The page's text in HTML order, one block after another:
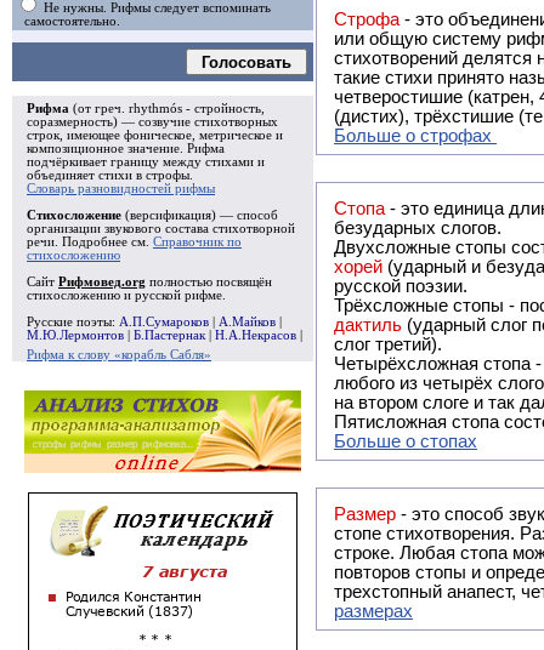
Не нужны. Рифмы следует вспоминать
самостоятельно.
Голосовать
Рифма (от греч. rhythmós - стройность,
соразмерность) — созвучие стихотворных
строк, имеющее фоническое, метрическое и
композиционное значение. Рифма
подчёркивает границу между стихами и
объединяет стихи в строфы
Словарь разновидностей рифмы
Стихосложение (версификация) — способ
организации звукового состава стихотворной
речи. Подробнее см. Справочник по
стихосложению
Сайт Рифмовед.org полностью посвящён
стихосложению и русской рифме.
Русские поэты: А.П.Сумароков А.Майков
М.Ю.Лермонтов
Б.Пастернак Н.А.Некрасов
Рифма к слову «корабль Сабля»
Строфа - это объединение двух
или общую систему рифм, и регулярно или периодически
стихотворений делятся на строфы и т.о. являются строфическими.
такие стихи принято называть астрофическими. Самая популярная строфа в русской поэзии -
четверостишие
(дистих), трёхстишие
Больше о строфах
Стопа - это единица
безударных слогов.
Двухсложные стопы
хорей (ударный и
русской поэзии.
Трёхсложные стопы -
дактиль (ударный слог
слог третий).
Четырёхсложная стопа
любого из четырёх
на втором слоге и так
Пятисложная стопа
Больше о стопах
Размер - это способ
стопе стихотворения.
строке. Любая стопа
повторов стопы и
трехстопный анапест,
размерах